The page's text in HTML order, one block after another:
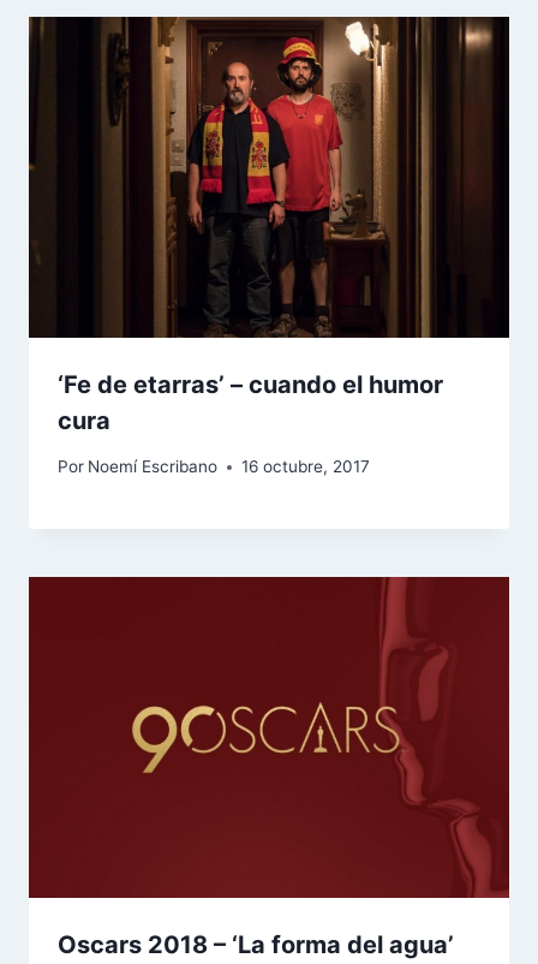
‘Fe de etarras’ – cuando el humor
cura
Por Noemí Escribano 16 octubre, 2017
Oscars 2018 – ‘La forma del agua’